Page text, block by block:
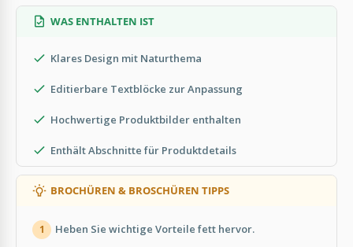
WAS ENTHALTEN IST
Klares Design mit Naturthema
Editierbare Textblöcke zur Anpassung
Hochwertige Produktbilder enthalten
Enthält Abschnitte für Produktdetails
BROCHÜREN & BROSCHÜREN TIPPS
1 Heben Sie wichtige Vorteile fett hervor.